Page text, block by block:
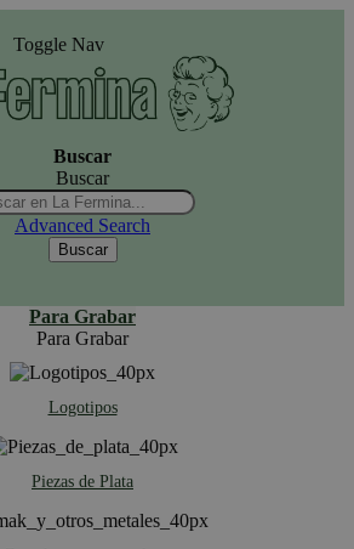
Toggle Nav
Buscar
Buscar
Advanced Search
Buscar
Para Grabar
Para Grabar
Logotipos
Piezas de Plata